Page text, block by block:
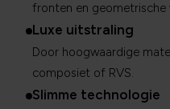
fronten en geometrische
Luxe uitstraling
Door hoogwaardige
composiet of RVS.
Slimme technologie